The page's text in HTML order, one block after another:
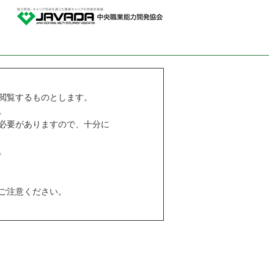
するものとします。
要がありますので、十分に
意ください。